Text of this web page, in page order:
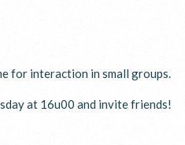
for interaction in small groups.
at 16u00 and invite friends!